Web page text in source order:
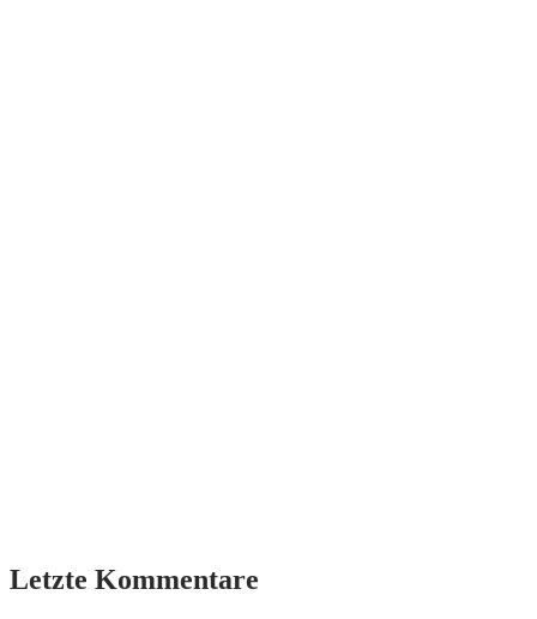
Letzte Kommentare